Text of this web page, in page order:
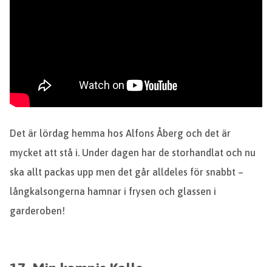
Det är lördag hemma hos Alfons Åberg och det är
mycket att stå i. Under dagen har de storhandlat och nu
ska allt packas upp men det går alldeles för snabbt –
långkalsongerna hamnar i frysen och glassen i
garderoben!